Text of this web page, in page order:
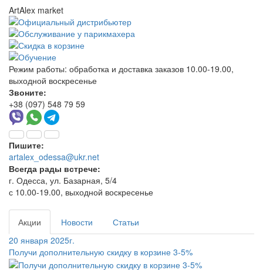
ArtAlex market
Режим работы: обработка и доставка заказов 10.00-19.00,
выходной воскресенье
Звоните:
+38 (097) 548 79 59
Пишите:
artalex_odessa@ukr.net
Всегда рады встрече:
г. Одесса, ул. Базарная, 5/4
с 10.00-19.00, выходной воскресенье
Акции Новости
Статьи
20 января 2025г.
Получи дополнительную скидку в корзине 3-5%